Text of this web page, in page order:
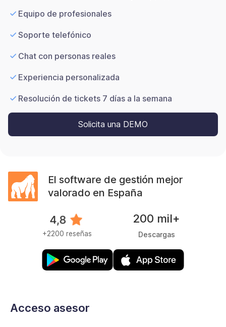
Equipo de profesionales
Soporte telefónico
Chat con personas reales
Experiencia personalizada
Resolución de tickets 7 días a la semana
Solicita una DEMO
El software de gestión mejor
valorado en España
+2200 reseñas
200 mil+
Descargas
Acceso asesor